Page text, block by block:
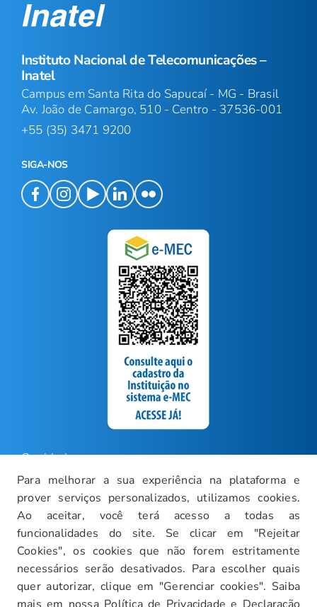
Para melhorar a sua experiência na plataforma e
prover serviços personalizados, utilizamos cookies.
Ao aceitar, você terá acesso a todas as
funcionalidades do site. Se clicar em "Rejeitar
Cookies", os cookies que não forem estritamente
necessários serão desativados. Para escolher quais
quer autorizar, clique em "Gerenciar cookies". Saiba
Instituto Nacional de Telecomunicações –
Inatel
Campus em Santa Rita do Sapucaí - MG - Brasil
Av. João de Camargo, 510 - Centro - 37536-001
+55 (35) 3471 9200
SIGA-NOS
Ouvidoria
Carreiras
Intranet
Política de Privacidade
Documentos Institucionais
Faça um Tour Virtual